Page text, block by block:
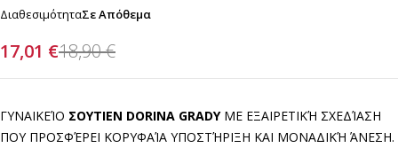
ΔιαθεσιμότηταΣε Απόθεμα
18,90€
17,01 €
ΓΥΝΑΙΚΕΊΟ ΣΟΥΤΙΕΝ DORINA GRADYΜΕ ΕΞΑΙΡΕΤΙΚΉ ΣΧΕΔΊΑΣΗ
ΠΟΥ ΠΡΟΣΦΈΡΕΙ ΚΟΡΥΦΑΊΑ ΥΠΟΣΤΉΡΙΞΗ ΚΑΙ ΜΟΝΑΔΙΚΉ ΆΝΕΣΗ.